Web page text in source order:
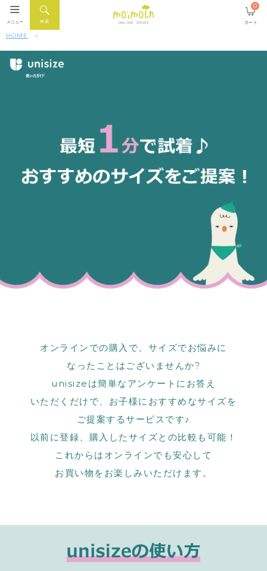
ONLINE STORE
検索
メニュー カート
0
HOME
オンラインでの購入で、サイズでお悩みに
なったことはございませんか?
unisizeは簡単なアンケートにお答え
いただくだけで、お子様におすすめなサイズを
ご提案するサービスです♪
以前に登録、購入したサイズとの比較も可能！
これからはオンラインでも安心して
お買い物をお楽しみいただけます。